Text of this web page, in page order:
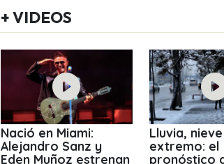
+ VIDEOS
Nació en Miami:
Alejandro Sanz y
Eden Muñoz estrenan
Lluvia,
extremo: el
pronóstico